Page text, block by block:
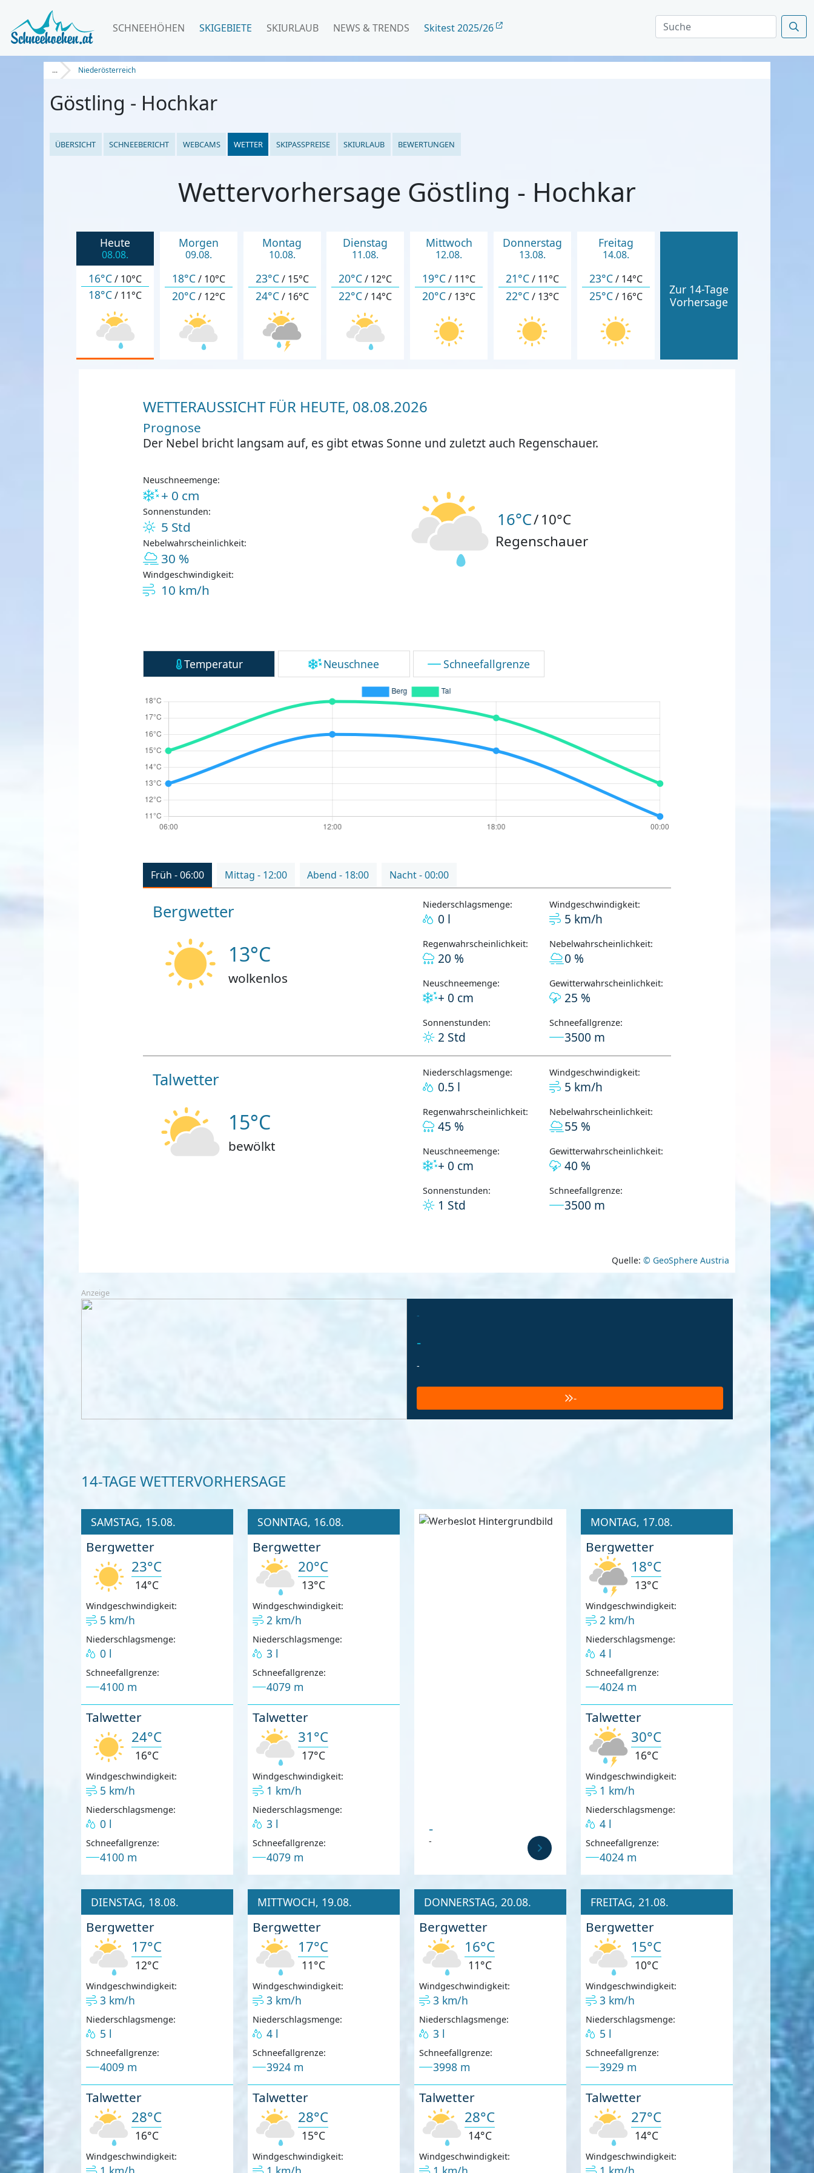
SCHNEEHÖHEN SKIGEBIETE SKIURLAUB NEWS & TRENDS Skitest 2025/26
... Niederösterreich
Göstling - Hochkar
ÜBERSICHT SCHNEEBERICHT WEBCAMS WETTER SKIPASSPREISE SKIURLAUB BEWERTUNGEN
Wettervorhersage Göstling - Hochkar
Heute
08.08.
16°C/ 10°C
18°C/ 11°C
Morgen
09.08.
18°C/ 10°C
20°C/ 12°C
Montag
10.08.
23°C/ 15°C
24°C/ 16°C
Dienstag
11.08.
20°C/ 12°C
22°C/ 14°C
Mittwoch
12.08.
19°C/ 11°C
20°C/ 13°C
Donnerstag
13.08.
21°C/ 11°C
22°C/ 13°C
Freitag
14.08.
23°C/ 14°C
25°C/ 16°C
Zur 14-Tage
Vorhersage
WETTERAUSSICHT FÜR HEUTE, 08.08.2026
Prognose
Der Nebel bricht langsam auf, es gibt etwas Sonne und zuletzt auch Regenschauer.
Neuschneemenge:
+ 0 cm
Sonnenstunden:
5 Std
Nebelwahrscheinlichkeit:
30 %
Windgeschwindigkeit:
10 km/h
16°C/10°C
Regenschauer
Temperatur Neuschnee Schneefallgrenze
Früh - 06:00 Mittag - 12:00 Abend - 18:00 Nacht - 00:00
Bergwetter
13°C
wolkenlos
Niederschlagsmenge:
0 l
Regenwahrscheinlichkeit:
20 %
Neuschneemenge:
+ 0 cm
Sonnenstunden:
2 Std
Windgeschwindigkeit:
5 km/h
Nebelwahrscheinlichkeit:
0 %
Gewitterwahrscheinlichkeit:
25 %
Schneefallgrenze:
3500 m
Talwetter
15°C
bewölkt
Niederschlagsmenge:
0.5 l
Regenwahrscheinlichkeit:
45 %
Neuschneemenge:
+ 0 cm
Sonnenstunden:
1 Std
Windgeschwindigkeit:
5 km/h
Nebelwahrscheinlichkeit:
55 %
Gewitterwahrscheinlichkeit:
40 %
Schneefallgrenze:
3500 m
Quelle: © GeoSphere Austria
Anzeige
-
-
-
-
14-TAGE WETTERVORHERSAGE
SAMSTAG, 15.08.
Bergwetter
23°C
14°C
Windgeschwindigkeit:
5 km/h
Niederschlagsmenge:
0 l
Schneefallgrenze:
4100 m
Talwetter
24°C
16°C
Windgeschwindigkeit:
5 km/h
Niederschlagsmenge:
0 l
Schneefallgrenze:
4100 m
SONNTAG, 16.08.
Bergwetter
20°C
13°C
Windgeschwindigkeit:
2 km/h
Niederschlagsmenge:
3 l
Schneefallgrenze:
4079 m
Talwetter
31°C
17°C
Windgeschwindigkeit:
1 km/h
Niederschlagsmenge:
3 l
Schneefallgrenze:
4079 m
Anzeige
-
-
MONTAG, 17.08.
Bergwetter
18°C
13°C
Windgeschwindigkeit:
2 km/h
Niederschlagsmenge:
4 l
Schneefallgrenze:
4024 m
Talwetter
30°C
16°C
Windgeschwindigkeit:
1 km/h
Niederschlagsmenge:
4 l
Schneefallgrenze:
4024 m
DIENSTAG, 18.08.
Bergwetter
17°C
12°C
Windgeschwindigkeit:
3 km/h
Niederschlagsmenge:
5 l
Schneefallgrenze:
4009 m
Talwetter
28°C
16°C
Windgeschwindigkeit:
MITTWOCH, 19.08.
Bergwetter
17°C
11°C
Windgeschwindigkeit:
3 km/h
Niederschlagsmenge:
4 l
Schneefallgrenze:
3924 m
Talwetter
28°C
15°C
Windgeschwindigkeit:
DONNERSTAG, 20.08.
Bergwetter
16°C
11°C
Windgeschwindigkeit:
3 km/h
Niederschlagsmenge:
3 l
Schneefallgrenze:
3998 m
Talwetter
28°C
14°C
Windgeschwindigkeit:
FREITAG, 21.08.
Bergwetter
15°C
10°C
Windgeschwindigkeit:
3 km/h
Niederschlagsmenge:
5 l
Schneefallgrenze:
3929 m
Talwetter
27°C
14°C
Windgeschwindigkeit: